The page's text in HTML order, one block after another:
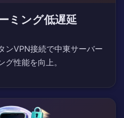
ミング低遅延
ンVPN接続で中東サーバー
性能を向上。